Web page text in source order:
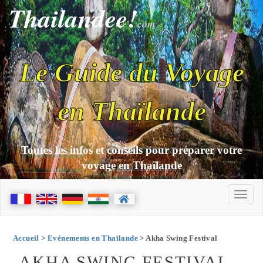
Thailandee!com
Le Guide du Voyage
en Thaïlande
Toutes les infos et conseils pour préparer votre
voyage en Thaïlande
Accueil > Evénements en Thaïlande> Akha Swing Festival